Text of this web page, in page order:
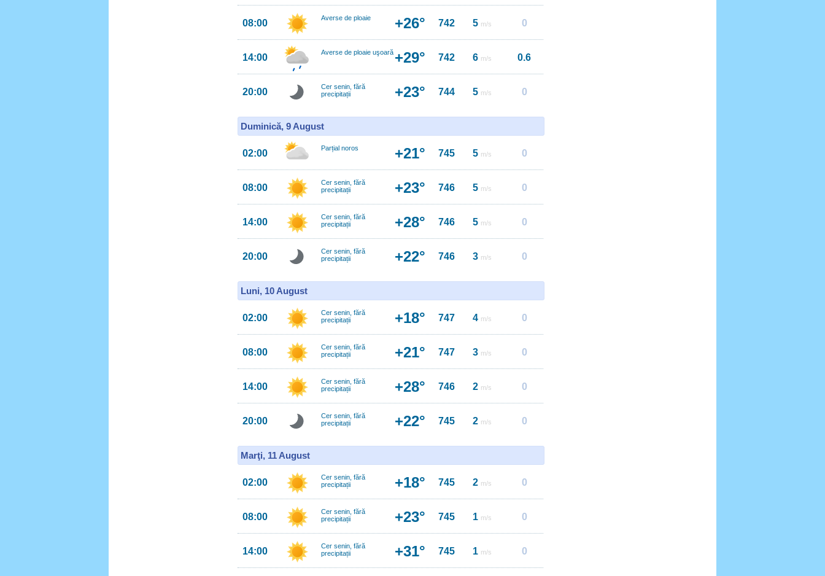
08:00 Averse de ploaie +26° 742 5 m/s 0
14:00 Averse de ploaie uşoară +29° 742 6 m/s 0.6
20:00
Cer senin, fără
precipitații
+23° 744 5 m/s 0
Duminică, 9 August
02:00 Parțial noros +21° 745 5 m/s 0
08:00
Cer senin, fără
precipitații
+23° 746 5 m/s 0
14:00
Cer senin, fără
precipitații
+28° 746 5 m/s 0
20:00
Cer senin, fără
precipitații
+22° 746 3 m/s 0
Luni, 10 August
02:00
Cer senin, fără
precipitații
+18° 747 4 m/s 0
08:00
Cer senin, fără
precipitații
+21° 747 3 m/s 0
14:00
Cer senin, fără
precipitații
+28° 746 2 m/s 0
20:00
Cer senin, fără
precipitații
+22° 745 2 m/s 0
Marţi, 11 August
02:00
Cer senin, fără
precipitații
+18° 745 2 m/s 0
08:00
Cer senin, fără
precipitații
+23° 745 1 m/s 0
14:00
Cer senin, fără
precipitații
+31° 745 1 m/s 0